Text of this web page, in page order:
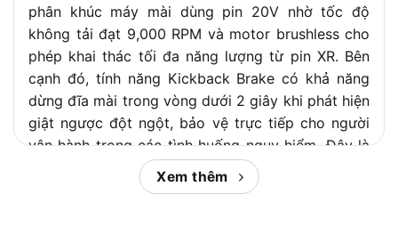
phân khúc máy mài dùng pin 20V nhờ tốc độ
không tải đạt 9,000 RPM và motor brushless cho
phép khai thác tối đa năng lượng từ pin XR. Bên
cạnh đó, tính năng Kickback Brake có khả năng
dừng đĩa mài trong vòng dưới 2 giây khi phát hiện
giật ngược đột ngột, bảo vệ trực tiếp cho người
vận hành trong các tình huống nguy hiểm. Đây là
lợi thế cạnh tranh rõ ràng so với nhiều đối thủ
cùng phân khúc như Makita XAG04Z khi xét về
Xem thêm